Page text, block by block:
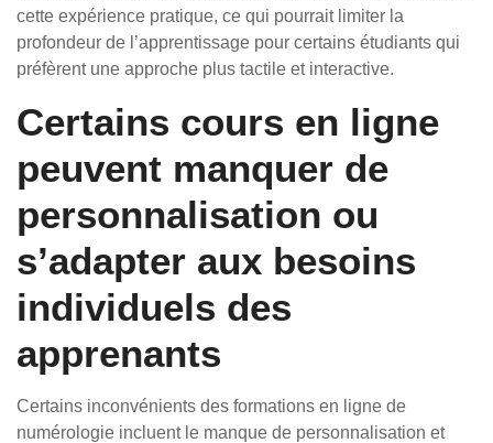
cette expérience pratique, ce qui pourrait limiter la
profondeur de l’apprentissage pour certains étudiants qui
préfèrent une approche plus tactile et interactive.
Certains cours en ligne
peuvent manquer de
personnalisation ou
s’adapter aux besoins
individuels des
apprenants
Certains inconvénients des formations en ligne de
numérologie incluent le manque de personnalisation et